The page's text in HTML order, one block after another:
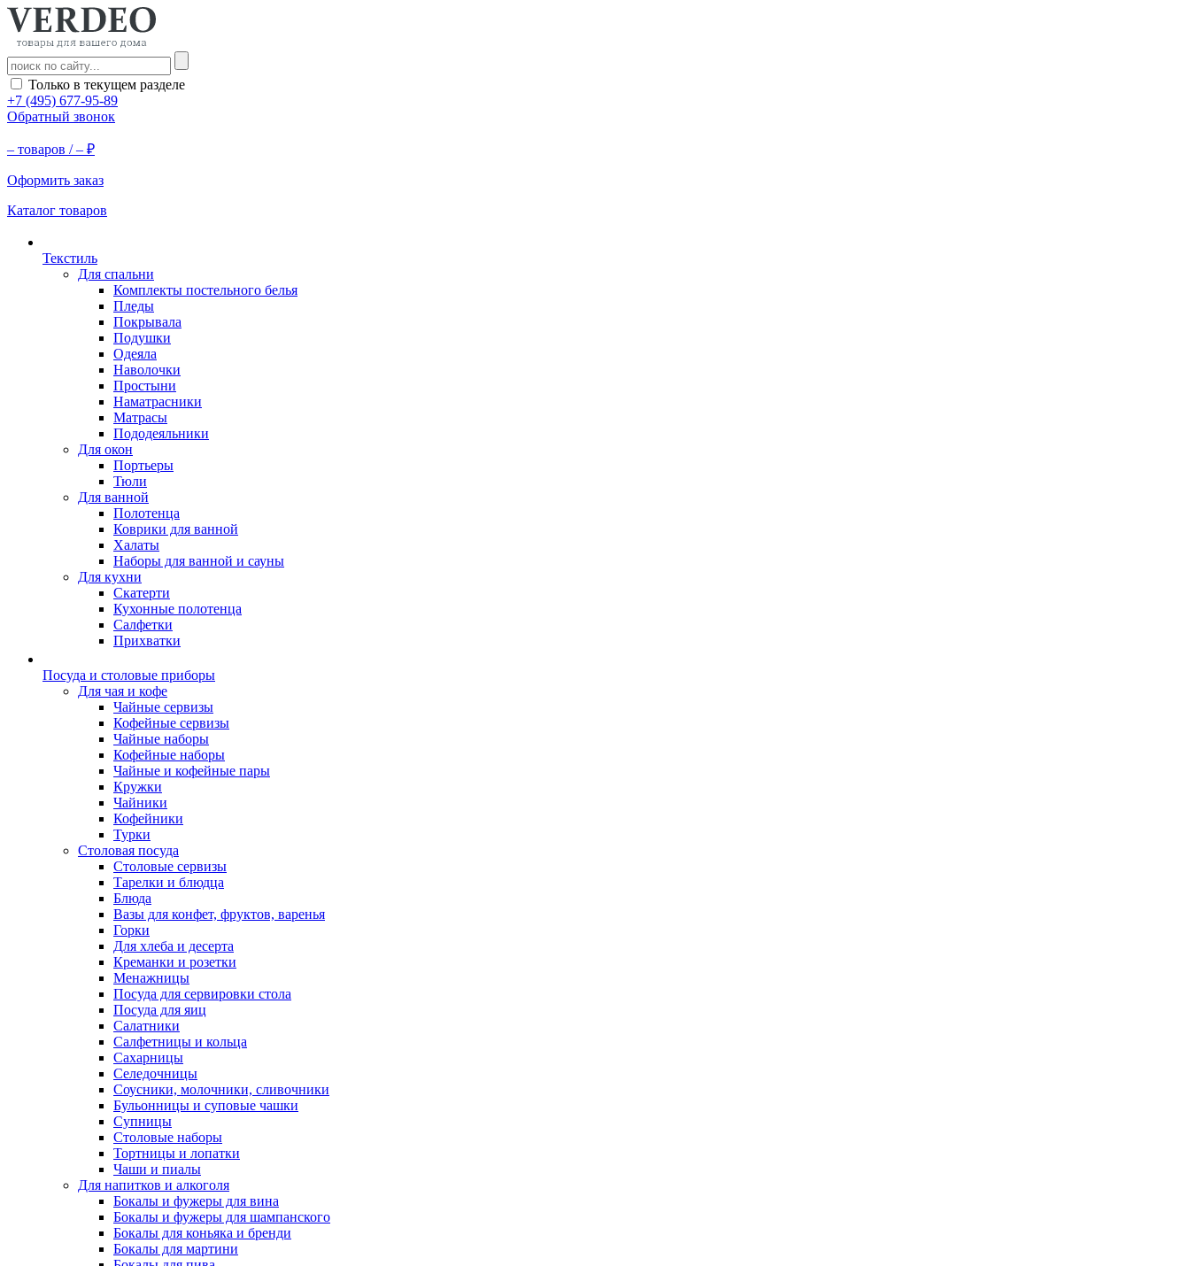
Только в текущем разделе
+7 (495) 677-95-89
Обратный звонок
– товаров /– ₽
Оформить заказ
Каталог товаров
Текстиль
Для спальни
Комплекты постельного белья
Пледы
Покрывала
Подушки
Одеяла
Наволочки
Простыни
Наматрасники
Матрасы
Пододеяльники
Для окон
Портьеры
Тюли
Для ванной
Полотенца
Коврики для ванной
Халаты
Наборы для ванной и сауны
Для кухни
Скатерти
Кухонные полотенца
Салфетки
Прихватки
Посуда и столовые приборы
Для чая и кофе
Чайные сервизы
Кофейные сервизы
Чайные наборы
Кофейные наборы
Чайные и кофейные пары
Кружки
Чайники
Кофейники
Турки
Столовая посуда
Столовые сервизы
Тарелки и блюдца
Блюда
Вазы для конфет, фруктов, варенья
Горки
Для хлеба и десерта
Креманки и розетки
Менажницы
Посуда для сервировки стола
Посуда для яиц
Салатники
Салфетницы и кольца
Сахарницы
Селедочницы
Соусники, молочники, сливочники
Бульонницы и суповые чашки
Супницы
Столовые наборы
Тортницы и лопатки
Чаши и пиалы
Для напитков и алкоголя
Бокалы и фужеры для вина
Бокалы и фужеры для шампанского
Бокалы для коньяка и бренди
Бокалы для мартини